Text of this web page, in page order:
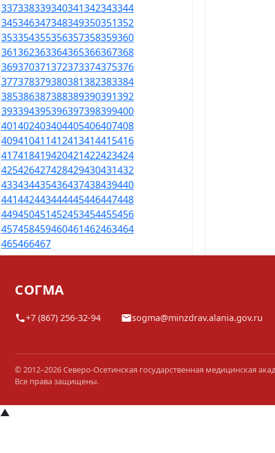
337338339340341342343344
345346347348349350351352
353354355356357358359360
361362363364365366367368
369370371372373374375376
377378379380381382383384
385386387388389390391392
393394395396397398399400
401402403404405406407408
409410411412413414415416
417418419420421422423424
425426427428429430431432
433434435436437438439440
441442443444445446447448
449450451452453454455456
457458459460461462463464
465466467
СОГМА
+7 (867) 256-32-94 sogma@minzdrav.alania.gov.ru
© 2012–2026 Северо-Осетинская государственная медицинская
Все права защищены.
▲